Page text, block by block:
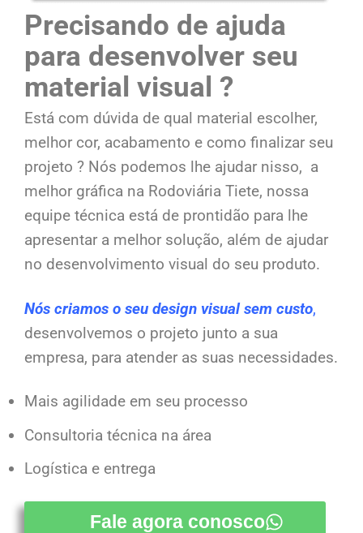
Precisando de ajuda
para desenvolver seu
material visual ?
Está com dúvida de qual material escolher,
melhor cor, acabamento e como finalizar seu
projeto ? Nós podemos lhe ajudar nisso, a
melhor gráfica na Rodoviária Tiete, nossa
equipe técnica está de prontidão para lhe
apresentar a melhor solução, além de ajudar
no desenvolvimento visual do seu produto.
Nós criamos o seu design visual sem custo,
desenvolvemos o projeto junto a sua
empresa, para atender as suas necessidades.
Mais agilidade em seu processo
Consultoria técnica na área
Logística e entrega
Fale agora conosco